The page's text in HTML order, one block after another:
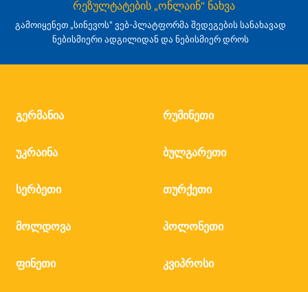
რეზულტატების „ონლაინ" ნახვა
გამოიყენეთ „სინევოს“ ვებ-პლატფორმა შედეგების სანახავად
ნებისმიერი ადგილიდან და ნებისმიერ დროს
გერმანია რუმინეთი
უკრაინა ბულგარეთი
სერბეთი თურქეთი
მოლდოვა პოლონეთი
ფინეთი კვიპროსი